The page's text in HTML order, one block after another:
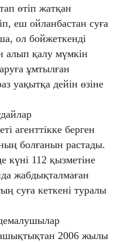
өтіп жатқан
еш ойланбастан суға
ол бойжеткенді
алып қалу мүмкін
ұмтылған
уақытқа дейін өзіне
агенттікке берген
болғанын растады.
күні 112 қызметіне
жабдықталмаған
суға кеткені туралы
2006 жылы